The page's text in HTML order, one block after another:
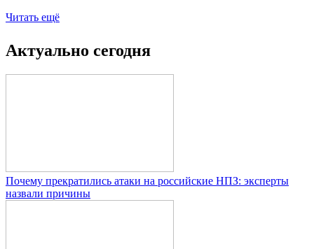
Читать ещё
Актуально сегодня
Почему прекратились атаки на российские НПЗ: эксперты
назвали причины